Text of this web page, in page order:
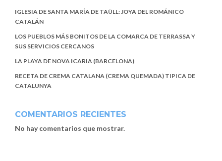
IGLESIA DE SANTA MARÍA DE TAÜLL: JOYA DEL ROMÁNICO
CATALÁN
LOS PUEBLOS MÁS BONITOS DE LA COMARCA DE TERRASSA Y
SUS SERVICIOS CERCANOS
LA PLAYA DE NOVA ICARIA (BARCELONA)
RECETA DE CREMA CATALANA (CREMA QUEMADA) TIPICA DE
CATALUNYA
COMENTARIOS RECIENTES
No hay comentarios que mostrar.